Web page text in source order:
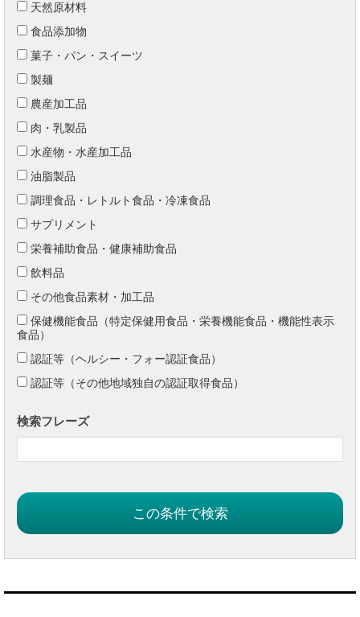
天然原材料
食品添加物
菓子・パン・スイーツ
製麺
農産加工品
肉・乳製品
水産物・水産加工品
油脂製品
調理食品・レトルト食品・冷凍食品
サプリメント
栄養補助食品・健康補助食品
飲料品
その他食品素材・加工品
保健機能食品（特定保健用食品・栄養機能食品・機能性表示
食品）
認証等（ヘルシー・フォー認証食品）
認証等（その他地域独自の認証取得食品）
検索フレーズ